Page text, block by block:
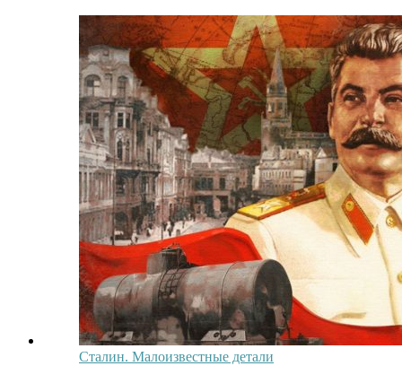
Сталин. Малоизвестные детали